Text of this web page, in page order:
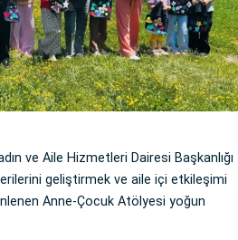
ve Aile Hizmetleri Dairesi Başkanlığı
geliştirmek ve aile içi etkileşimi
Anne-Çocuk Atölyesi yoğun